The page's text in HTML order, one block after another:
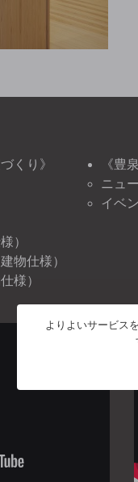
くり》
）
物仕様）
様）
《豊
ニュ
イベ
よりよいサービス